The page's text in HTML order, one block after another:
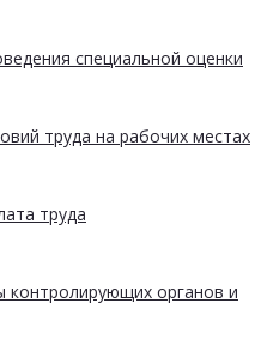
специальной оценки
труда на рабочих местах
труда
контролирующих органов и